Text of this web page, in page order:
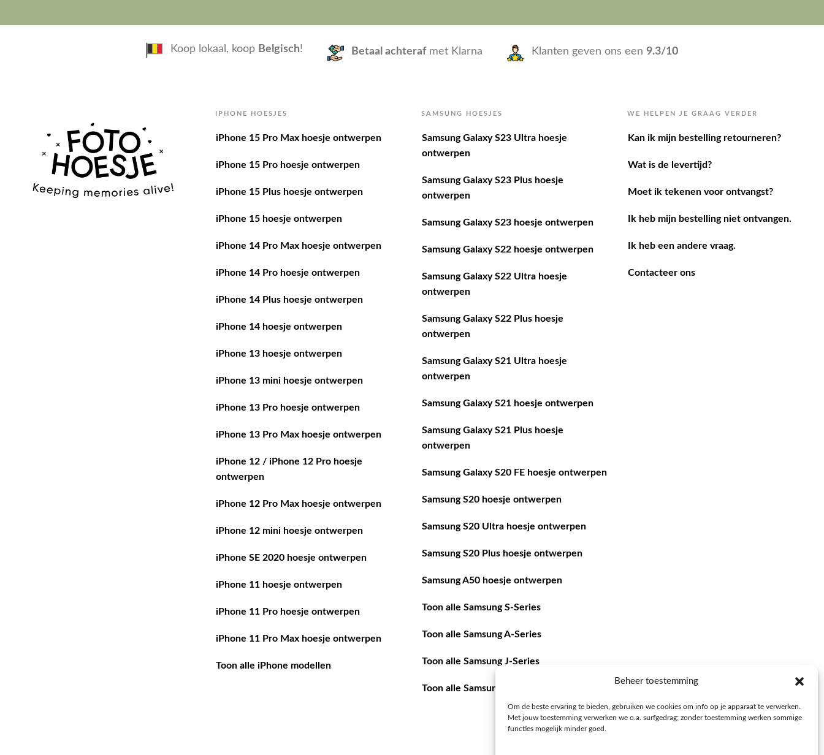
Beheer toestemming
Om de beste ervaring te bieden, gebruiken we cookies om info op je apparaat te verwerken.
Met jouw toestemming verwerken we o.a. surfgedrag; zonder toestemming werken sommige
functies mogelijk minder goed.
Koop lokaal, koop Belgisch! Betaal achterafmet Klarna Klanten geven ons een9.3/10
IPHONE HOESJES
iPhone 15 Pro Max hoesje ontwerpen
iPhone 15 Pro hoesje ontwerpen
iPhone 15 Plus hoesje ontwerpen
iPhone 15 hoesje ontwerpen
iPhone 14 Pro Max hoesje ontwerpen
iPhone 14 Pro hoesje ontwerpen
iPhone 14 Plus hoesje ontwerpen
iPhone 14 hoesje ontwerpen
iPhone 13 hoesje ontwerpen
iPhone 13 mini hoesje ontwerpen
iPhone 13 Pro hoesje ontwerpen
iPhone 13 Pro Max hoesje ontwerpen
iPhone 12 / iPhone 12 Pro hoesje
ontwerpen
iPhone 12 Pro Max hoesje ontwerpen
iPhone 12 mini hoesje ontwerpen
iPhone SE 2020 hoesje ontwerpen
iPhone 11 hoesje ontwerpen
iPhone 11 Pro hoesje ontwerpen
iPhone 11 Pro Max hoesje ontwerpen
Toon alle iPhone modellen
SAMSUNG HOESJES
Samsung Galaxy S23 Ultra hoesje
ontwerpen
Samsung Galaxy S23 Plus hoesje
ontwerpen
Samsung Galaxy S23 hoesje ontwerpen
Samsung Galaxy S22 hoesje ontwerpen
Samsung Galaxy S22 Ultra hoesje
ontwerpen
Samsung Galaxy S22 Plus hoesje
ontwerpen
Samsung Galaxy S21 Ultra hoesje
ontwerpen
Samsung Galaxy S21 hoesje ontwerpen
Samsung Galaxy S21 Plus hoesje
ontwerpen
Samsung Galaxy S20 FE hoesje ontwerpen
Samsung S20 hoesje ontwerpen
Samsung S20 Ultra hoesje ontwerpen
Samsung S20 Plus hoesje ontwerpen
Samsung A50 hoesje ontwerpen
Toon alle Samsung S-Series
Toon alle Samsung A-Series
Toon alle Samsung J-Series
Toon alle Samsung modellen
WE HELPEN JE GRAAG VERDER
Kan ik mijn bestelling retourneren?
Wat is de levertijd?
Moet ik tekenen voor ontvangst?
Ik heb mijn bestelling niet ontvangen.
Ik heb een andere vraag.
Contacteer ons